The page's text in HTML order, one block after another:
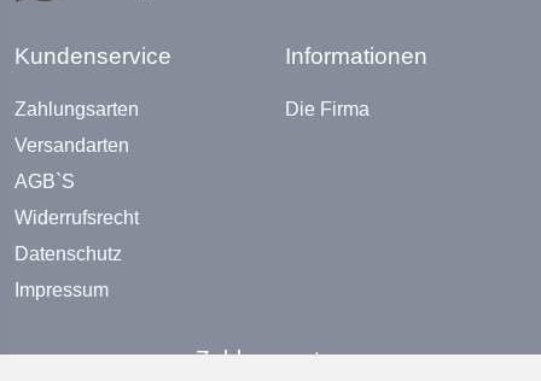
Kundenservice
Zahlungsarten
Versandarten
AGB`S
Widerrufsrecht
Datenschutz
Impressum
Informationen
Die Firma
Zahlungsarten